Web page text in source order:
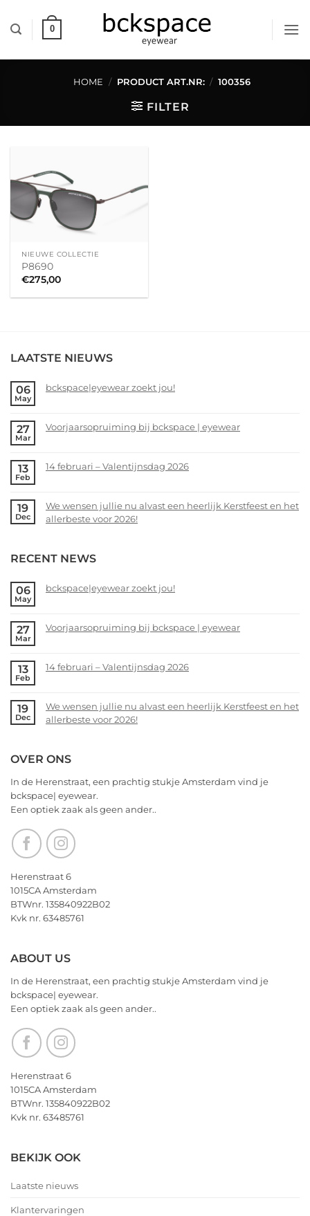
to
content
0
HOME / PRODUCT ART.NR: / 100356
FILTER
NIEUWE COLLECTIE
P8690
€275,00
LAATSTE NIEUWS
06
May
bckspace|eyewear zoekt jou!
on
jou!
27
Mar
Voorjaarsopruiming bij bckspace | eyewear
on
bckspace
|
13
Feb
14 februari – Valentijnsdag 2026
on
14
Valentijnsdag
19
Dec
We wensen jullie nu alvast een heerlijk Kerstfeest en het
allerbeste voor 2026!
on
wensen
alvast
Kerstfeest
allerbeste
voor
RECENT NEWS
06
May
bckspace|eyewear zoekt jou!
on
jou!
27
Mar
Voorjaarsopruiming bij bckspace | eyewear
on
bckspace
|
13
Feb
14 februari – Valentijnsdag 2026
on
14
Valentijnsdag
19
Dec
We wensen jullie nu alvast een heerlijk Kerstfeest en het
allerbeste voor 2026!
on
wensen
jullie
nu
alvast
een
heerlijk
en
het
allerbeste
voor
OVER ONS
In de Herenstraat, een prachtig stukje Amsterdam vind je
bckspace| eyewear.
Een optiek zaak als geen ander..
Herenstraat 6
1015CA Amsterdam
BTWnr. 135840922B02
Kvk nr. 63485761
ABOUT US
In de Herenstraat, een prachtig stukje Amsterdam vind je
bckspace| eyewear.
Een optiek zaak als geen ander..
Herenstraat 6
1015CA Amsterdam
BTWnr. 135840922B02
Kvk nr. 63485761
BEKIJK OOK
Laatste nieuws
Klantervaringen